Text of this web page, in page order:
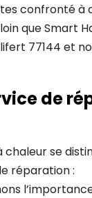
confronté
que Smart
77144 et
de
se
réparation :